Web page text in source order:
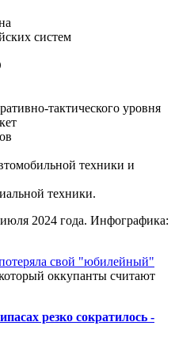
систем
тактического уровня
техники и
техники.
2024 года. Инфографика:
свой "юбилейный"
оккупанты считают
резко сократилось -